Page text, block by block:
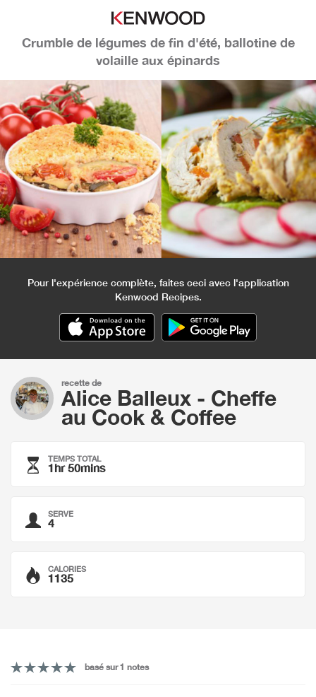
Crumble de légumes de fin d'été, ballotine de
volaille aux épinards
Pour l'expérience complète, faites ceci avec l'application
Kenwood Recipes.
recette de
Alice Balleux - Cheffe
au Cook & Coffee
TEMPS TOTAL
1hr 50mins
SERVE
4
CALORIES
1135
basé sur 1 notes